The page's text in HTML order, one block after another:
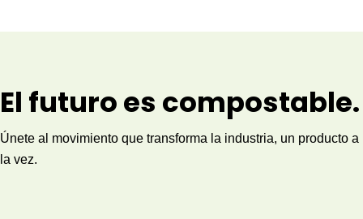
El futuro es compostable.
Únete al movimiento que transforma la industria, un producto a
la vez.